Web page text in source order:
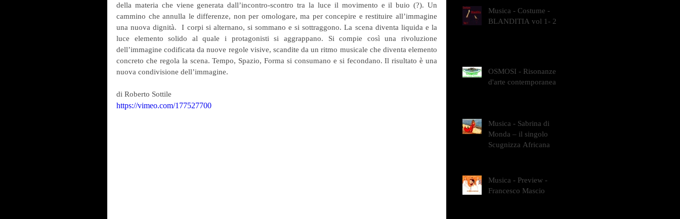
della materia che viene generata dall’incontro-scontro tra la luce il movimento e il buio (?). Un
cammino che annulla le differenze, non per omologare, ma per concepire e restituire all’immagine
una nuova dignità.  I corpi si alternano, si sommano e si sottraggono. La scena diventa liquida e la
luce elemento solido al quale i protagonisti si aggrappano. Si compie così una rivoluzione
dell’immagine codificata da nuove regole visive, scandite da un ritmo musicale che diventa elemento
concreto che regola la scena. Tempo, Spazio, Forma si consumano e si fecondano. Il risultato è una
nuova condivisione dell’immagine.
di Roberto Sottile
https://vimeo.com/177527700
Musica - Costume -
BLANDITIA vol 1- 2
OSMOSI - Risonanze
d'arte contemporanea
Musica - Sabrina di
Monda – il singolo
Scugnizza Africana
Musica - Preview -
Francesco Mascio